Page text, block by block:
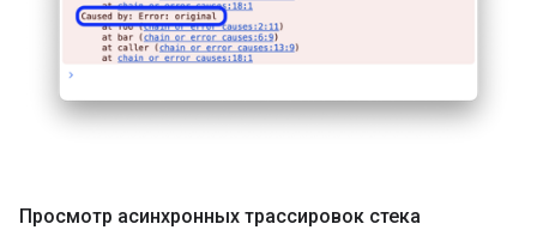
Просмотр асинхронных трассировок стека